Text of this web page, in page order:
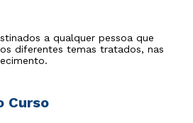
a qualquer pessoa que
diferentes temas tratados, nas
Curso